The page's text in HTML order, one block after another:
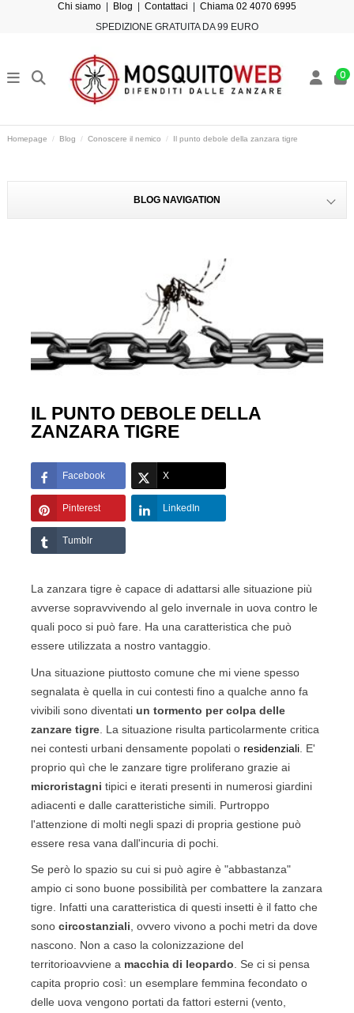
Chi siamo Blog Contattaci
Chiama 02 4070 6995
SPEDIZIONE GRATUITA DA 99 EURO
0
Homepage Blog Conoscere il nemico Il punto debole della zanzara tigre
BLOG NAVIGATION
IL PUNTO DEBOLE DELLA
ZANZARA TIGRE
Facebook X
Pinterest LinkedIn
Tumblr
La zanzara tigre è capace di adattarsi alle situazione più
avverse sopravvivendo al gelo invernale in uova contro le
quali poco si può fare. Ha una caratteristica che può
essere utilizzata a nostro vantaggio.
Una situazione piuttosto comune che mi viene spesso
segnalata è quella in cui contesti fino a qualche anno fa
vivibili sono diventati un tormento per colpa delle
zanzare tigre . La situazione risulta particolarmente critica
nei contesti urbani densamente popolati o residenziali . E'
proprio quì che le zanzare tigre proliferano grazie ai
microristagni tipici e iterati presenti in numerosi giardini
adiacenti e dalle caratteristiche simili. Purtroppo
l'attenzione di molti negli spazi di propria gestione può
essere resa vana dall'incuria di pochi.
Se però lo spazio su cui si può agire è "abbastanza"
ampio ci sono buone possibilità per combattere la zanzara
tigre. Infatti una caratteristica di questi insetti è il fatto che
sono circostanziali , ovvero vivono a pochi metri da dove
nascono. Non a caso la colonizzazione del
territorioavviene a macchia di leopardo . Se ci si pensa
capita proprio così: un esemplare femmina fecondato o
delle uova vengono portati da fattori esterni (vento,